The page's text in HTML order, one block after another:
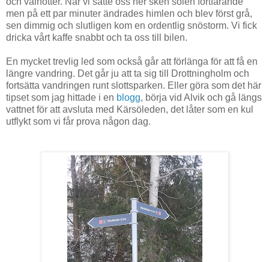
men på ett par minuter ändrades himlen och blev först grå,
sen dimmig och slutligen kom en ordentlig snöstorm. Vi fick
dricka vårt kaffe snabbt och ta oss till bilen.
En mycket trevlig led som också går att förlänga för att få en
längre vandring. Det går ju att ta sig till Drottningholm och
fortsätta vandringen runt slottsparken. Eller göra som det här
tipset som jag hittade i en blogg, börja vid Alvik och gå längs
vattnet för att avsluta med Kärsöleden, det låter som en kul
utflykt som vi får prova någon dag.